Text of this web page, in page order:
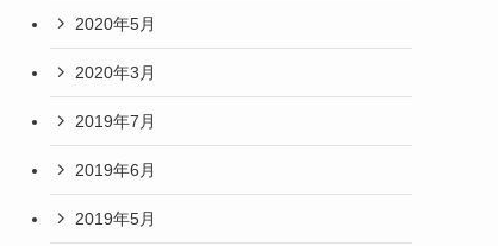
2020年5月
2020年3月
2019年7月
2019年6月
2019年5月